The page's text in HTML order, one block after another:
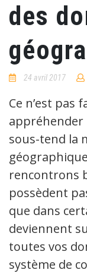
des
24 avril 2017
Ce n’est pas
appréhender
sous-tend la
rencontrons
possèdent
que dans
deviennent
toutes vos
système de